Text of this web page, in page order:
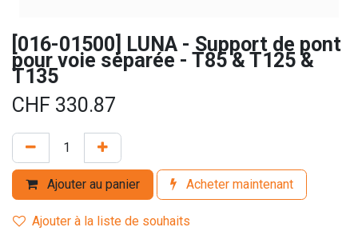
[016-01500] LUNA - Support de pont
pour voie séparée - T85 & T125 &
T135
CHF 330.87
Ajouter au panier Acheter maintenant
Ajouter à la liste de souhaits